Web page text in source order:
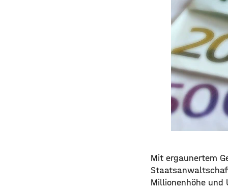
​​Mit ergaunertem
Millionenhöhe und